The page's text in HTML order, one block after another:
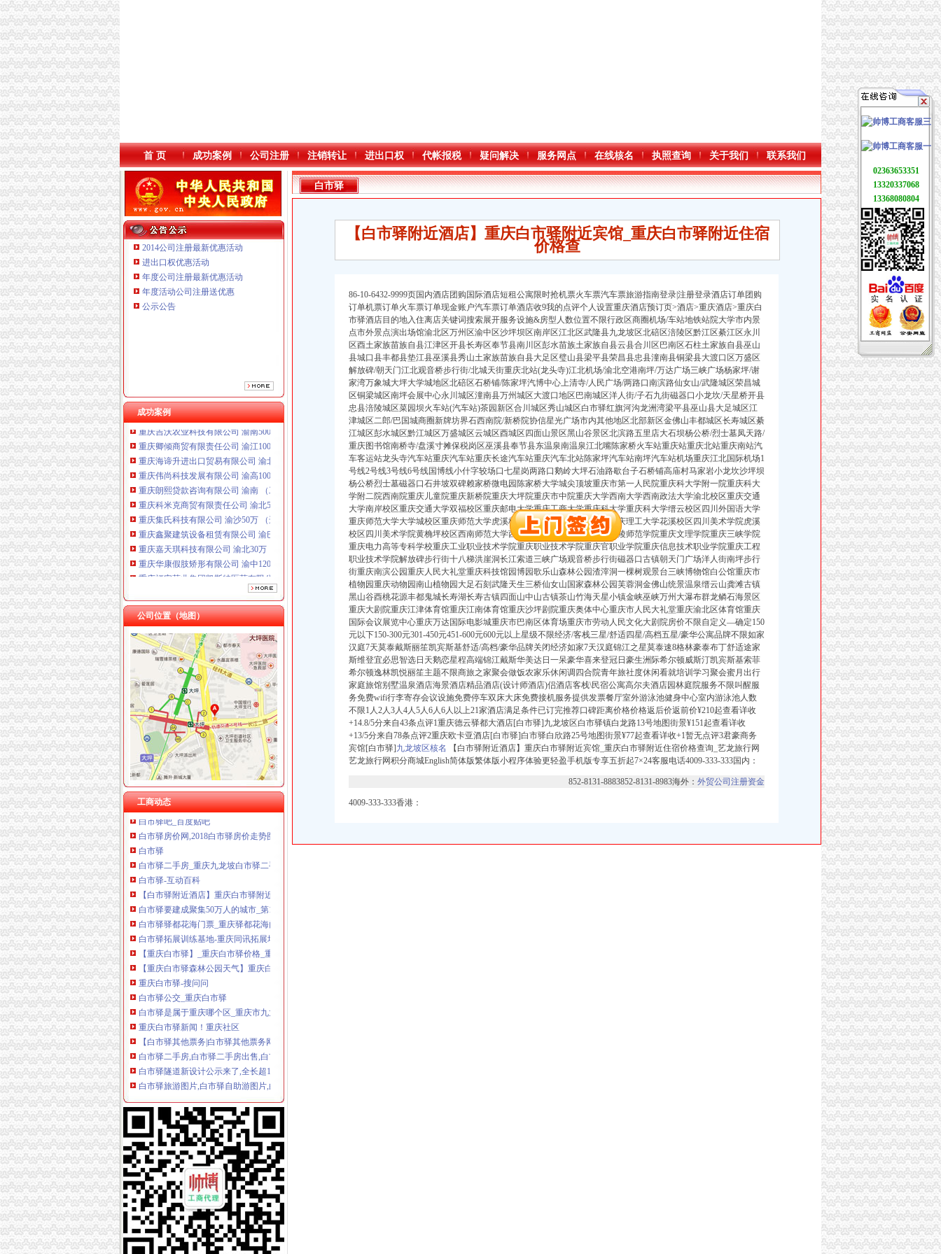
首 页 成功案例 公司注册 注销转让 进出口权 代帐报税 疑问解决 服务网点 在线核名 执照查询 关于我们 联系我们
2014公司注册最新优惠活动
进出口权优惠活动
年度公司注册最新优惠活动
年度活动公司注册送优惠
公示公告
成功案例
重庆卿倾商贸有限责任公司 渝江100万 （工商注册）
重庆海谛升进出口贸易有限公司 渝北100万 （进出口权）
重庆伟尚科技发展有限公司 渝高100万 （工商注册）
重庆朗熙贷款咨询有限公司 渝南 （工商注册）
重庆科米克商贸有限责任公司 渝北50万 （工商注册）
重庆集氏科技有限公司 渝沙50万 （进出口权）
重庆鑫聚建筑设备租赁有限公司 渝巴3万 （工商注册）
重庆嘉天琪科技有限公司 渝北30万 （工商注册）
重庆华康假肢矫形有限公司 渝中120万 （增资）
重庆福安药业集团凯斯特医药有限公司 渝新100万 （进出口权）
重庆卿倾商贸有限责任公司 渝江100万 （工商注册）
重庆海谛升进出口贸易有限公司 渝北100万 （进出口权）
重庆伟尚科技发展有限公司 渝高100万 （工商注册）
重庆朗熙贷款咨询有限公司 渝南 （工商注册）
重庆科米克商贸有限责任公司 渝北50万 （工商注册）
重庆集氏科技有限公司 渝沙50万 （进出口权）
重庆鑫聚建筑设备租赁有限公司 渝巴3万 （工商注册）
重庆嘉天琪科技有限公司 渝北30万 （工商注册）
重庆华康假肢矫形有限公司 渝中120万 （增资）
重庆福安药业集团凯斯特医药有限公司 渝新100万 （进出口权）
重庆吉沃农业科技有限公司 渝南500万 （工商注册）
公司位置（地图）
工商动态
白市驿
重庆白市驿镇简介-搜问问
【白市驿志高专卖店】白市驿志高专卖店电话,白市驿志高专卖店地址
【白市驿楼盘】_白市驿新楼盘_白市驿房价-重庆房天下
【白市驿加盟】_加盟费多少钱_加盟电话_代理条件-全球加盟网官网
白市驿：成渝古道的第一驿站-龙源期刊网
白市驿（重庆地区）佳酒店推荐2017/2018
重庆白市驿镇简介-搜问问
【白市驿楼盘】_白市驿新楼盘_白市驿房价-重庆房天下
【白市驿加盟】_加盟费多少钱_加盟电话_代理条件-全球加盟网官网
白市驿吧_百度贴吧
白市驿房价网,2018白市驿房价走势图,重庆九龙坡白市驿二手房价格
白市驿
白市驿二手房_重庆九龙坡白市驿二手房买卖出售信息,白市驿房产网-
白市驿-互动百科
【白市驿附近酒店】重庆白市驿附近宾馆_重庆白市驿附近住宿价格查
白市驿要建成聚集50万人的城市_第1页-七一网
白市驿驿都花海门票_重庆驿都花海门票预定_重庆白市驿驿都花海折
白市驿拓展训练基地-重庆同讯拓展培训
【重庆白市驿】_重庆白市驿价格_重庆白市驿批发_重庆白市驿厂家-中
【重庆白市驿森林公园天气】重庆白市驿森林公园今天天气预报,今
重庆白市驿-搜问问
白市驿公交_重庆白市驿
白市驿是属于重庆哪个区_重庆市九龙坡区白市驿市民院
重庆白市驿新闻！重庆社区
【白市驿其他票务|白市驿其他票务网|白市驿其他票务转让信息】-重庆
白市驿二手房,白市驿二手房出售,白市驿二手房信息-重庆安居客
白市驿隧道新设计公示来了,全长超10公里-上游新闻汇聚向上的力量
白市驿旅游图片,白市驿自助游图片,白市驿旅游景点-蚂蜂窝图
2016重庆白市驿房价高吗？
白市驿是属于重庆哪个区_搜问问
舌尖上的白市驿电话,地址,营业时间(图)-重庆美食-大众点评网
白市驿与百市驿-搜狐滚动
【白市驿旅行社,白市驿旅行社价格,白市驿旅行社信息】-重庆今题网
2018重庆九龙坡白市驿旅游景点大全_白市驿镇自助游攻略_白市驿镇
白市驿与百市驿_新浪新闻
【白市驿印象】白市驿怎么样,白市驿有什么好玩的地方-蚂蜂窝
【重庆白市驿】_美团网
重庆白市驿店|重庆白市驿店网站
白市驿家政_白市驿家政批发价_白市驿家政货源--虎易网
白市驿的“世外桃源”-游山玩水-重庆购物狂
白市驿
【白市驿附近酒店】重庆白市驿附近宾馆_重庆白市驿附近住宿
价格查
86-10-6432-9999页国内酒店团购国际酒店短租公寓限时抢机票火车票汽车票旅游指南登录|注册登录酒店订单团购
订单机票订单火车票订单现金账户汽车票订单酒店收9我的点评个人设置重庆酒店预订页>酒店>重庆酒店>重庆白
市驿酒店目的地入住离店关键词搜索展开服务设施&房型人数位置不限行政区商圈机场/车站地铁站院大学市内景
点市外景点演出场馆渝北区万州区渝中区沙坪坝区南岸区江北区武隆县九龙坡区北碚区涪陵区黔江区綦江区永川
区酉土家族苗族自县江津区开县长寿区奉节县南川区彭水苗族土家族自县云县合川区巴南区石柱土家族自县巫山
县城口县丰都县垫江县巫溪县秀山土家族苗族自县大足区璧山县梁平县荣昌县忠县潼南县铜梁县大渡口区万盛区
解放碑/朝天门江北观音桥步行街/北城天街重庆北站(龙头寺)江北机场/渝北空港南坪/万达广场三峡广场杨家坪/谢
家湾万象城大坪大学城地区北碚区石桥铺/陈家坪汽博中心上清寺/人民广场/两路口南滨路仙女山/武隆城区荣昌城
区铜梁城区南坪会展中心永川城区潼南县万州城区大渡口地区巴南城区洋人街/子石九街磁器口小龙坎/天星桥开县
忠县涪陵城区菜园坝火车站(汽车站)茶园新区合川城区秀山城区白市驿红旗河沟龙洲湾梁平县巫山县大足城区江
津城区二郎/巴国城商圈新牌坊界石西南院/新桥院协信星光广场市内其他地区北部新区金佛山丰都城区长寿城区綦
江城区彭水城区黔江城区万盛城区云城区酉城区四面山景区黑山谷景区北滨路五里店大石坝杨公桥/烈士墓凤天路/
重庆图书馆南桥寺/盘溪寸摊保税岗区巫溪县奉节县东温泉南温泉江北嘴陈家桥火车站重庆站重庆北站重庆南站汽
车客运站龙头寺汽车站重庆汽车站重庆长途汽车站重庆汽车北站陈家坪汽车站南坪汽车站机场重庆江北国际机场1
号线2号线3号线6号线国博线小什字较场口七星岗两路口鹅岭大坪石油路歇台子石桥铺高庙村马家岩小龙坎沙坪坝
杨公桥烈士墓磁器口石井坡双碑赖家桥微电园陈家桥大学城尖顶坡重庆市第一人民院重庆科大学附一院重庆科大
学附二院西南院重庆儿童院重庆新桥院重庆大坪院重庆市中院重庆大学西南大学西南政法大学渝北校区重庆交通
大学南岸校区重庆交通大学双福校区重庆邮电大学重庆工商大学重庆科大学重庆科大学缙云校区四川外国语大学
重庆师范大学大学城校区重庆师范大学虎溪校区重庆师范大学北碚校区重庆理工大学花溪校区四川美术学院虎溪
校区四川美术学院黄桷坪校区西南师范大学西南农业大学重庆科技学院涪陵师范学院重庆文理学院重庆三峡学院
重庆电力高等专科学校重庆工业职业技术学院重庆职业技术学院重庆官职业学院重庆信息技术职业学院重庆工程
职业技术学院解放碑步行街十八梯洪崖洞长江索道三峡广场观音桥步行街磁器口古镇朝天门广场洋人街南坪步行
街重庆南滨公园重庆人民大礼堂重庆科技馆园博园歌乐山森林公园渣滓洞一棵树观景台三峡博物馆白公馆重庆市
植物园重庆动物园南山植物园大足石刻武隆天生三桥仙女山国家森林公园芙蓉洞金佛山统景温泉缙云山龚滩古镇
黑山谷酉桃花源丰都鬼城长寿湖长寿古镇四面山中山古镇茶山竹海天星小镇金峡巫峡万州大瀑布群龙鳞石海景区
重庆大剧院重庆江津体育馆重庆江南体育馆重庆沙坪剧院重庆奥体中心重庆市人民大礼堂重庆渝北区体育馆重庆
国际会议展览中心重庆万达国际电影城重庆市巴南区体育场重庆市劳动人民文化大剧院房价不限自定义—确定150
元以下150-300元301-450元451-600元600元以上星级不限经济/客栈三星/舒适四星/高档五星/豪华公寓品牌不限如家
汉庭7天莫泰戴斯丽笙凯宾斯基舒适/高档/豪华品牌关闭经济如家7天汉庭锦江之星莫泰速8格林豪泰布丁舒适途家
斯维登宜必思智选日天鹅恋星程高端锦江戴斯华美达日一呆豪华喜来登冠日豪生洲际希尔顿威斯汀凯宾斯基索菲
希尔顿逸林凯悦丽笙主题不限商旅之家聚会做饭农家乐休闲调四合院青年旅社度休闲看就培训学习聚会蜜月出行
家庭旅馆别墅温泉酒店海景酒店精品酒店(设计师酒店)侣酒店客栈\民宿公寓高尔夫酒店园林庭院服务不限叫醒服
务免费wifi行李寄存会议设施免费停车双床大床免费接机服务提供发票餐厅室外游泳池健身中心室内游泳池人数
不限1人2人3人4人5人6人6人以上21家酒店满足条件已订完推荐口碑距离价格价格返后价返前价¥210起查看详收
+14.8/5分来自43条点评1重庆德云驿都大酒店[白市驿]九龙坡区白市驿镇白龙路13号地图街景¥151起查看详收
+13/5分来自78条点评2重庆欧卡亚酒店[白市驿]白市驿白欣路25号地图街景¥77起查看详收+1暂无点评3君豪商务
宾馆[白市驿] 九龙坡区核名
【白市驿附近酒店】重庆白市驿附近宾馆_重庆白市驿附近住宿价格查询_艺龙旅行网
艺龙旅行网积分商城English简体版繁体版小程序体验更轻盈手机版专享五折起7×24客服电话4009-333-333国内：
852-8131-8883852-8131-8983海外： 外贸公司注册资金
4009-333-333香港：
02363653351
13320337068
13368080804